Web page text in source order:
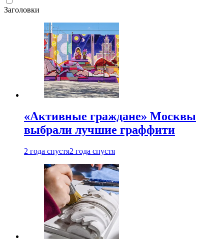
Заголовки
«Активные граждане» Москвы
выбрали лучшие граффити
2 года спустя2 года спустя